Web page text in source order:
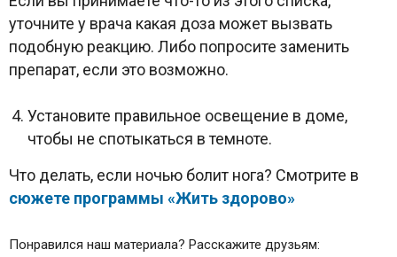
уточните у врача какая доза может вызвать
подобную реакцию. Либо попросите заменить
препарат, если это возможно.
Установите правильное освещение в доме,
чтобы не спотыкаться в темноте.
Что делать, если ночью болит нога? Смотрите в
сюжете программы «Жить здорово»
Понравился наш материала? Расскажите друзьям: